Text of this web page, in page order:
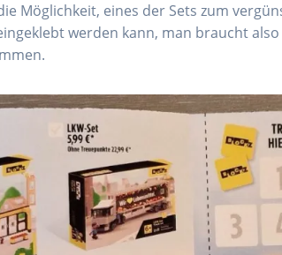
Möglichkeit, eines der Sets zum
werden kann, man braucht